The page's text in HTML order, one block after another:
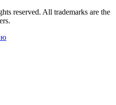
reserved. All trademarks are the